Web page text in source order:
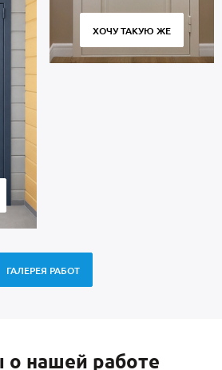
ХОЧУ ТАКУЮ ЖЕ
ГАЛЕРЕЯ РАБОТ
нашей работе